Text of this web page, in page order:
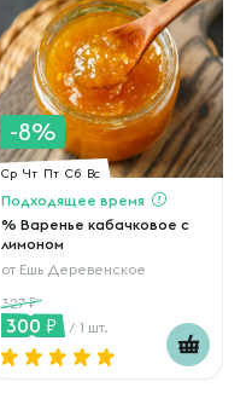
-8%
Ср Чт Пт Сб Вс
Подходящее время
% Варенье кабачковое с
лимоном
от Ешь Деревенское
327
300 / 1 шт.